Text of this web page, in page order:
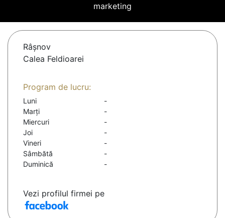
marketing
Râşnov
Calea Feldioarei
Program de lucru:
Luni
-
Marți
-
Miercuri
-
Joi
-
Vineri
-
Sâmbătă
-
Duminică
-
Vezi profilul firmei pe